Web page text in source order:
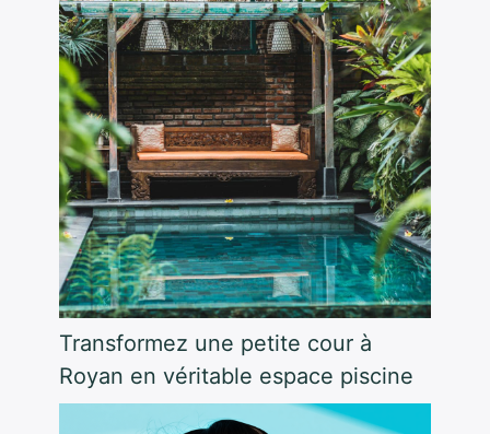
Transformez une petite cour à
Royan en véritable espace piscine